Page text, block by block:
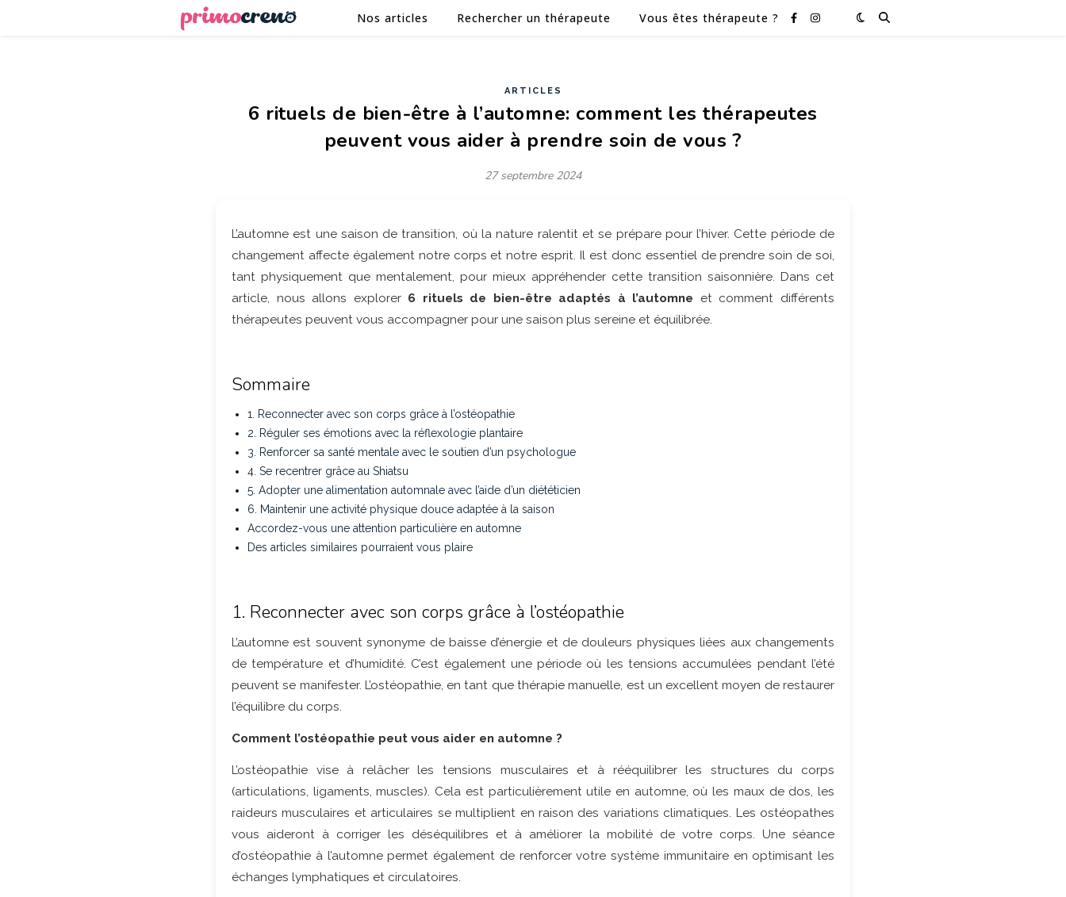
Nos articles Rechercher un thérapeute Vous êtes thérapeute ?
ARTICLES
6 rituels de bien-être à l’automne: comment les thérapeutes
peuvent vous aider à prendre soin de vous ?
27 septembre 2024
L’automne est une saison de transition, où la nature ralentit et se prépare pour l’hiver. Cette période de
changement affecte également notre corps et notre esprit. Il est donc essentiel de prendre soin de soi,
tant physiquement que mentalement, pour mieux appréhender cette transition saisonnière. Dans cet
article, nous allons explorer 6 rituels de bien-être adaptés à l’automne et comment différents
thérapeutes peuvent vous accompagner pour une saison plus sereine et équilibrée.
Sommaire
1. Reconnecter avec son corps grâce à l’ostéopathie
2. Réguler ses émotions avec la réflexologie plantaire
3. Renforcer sa santé mentale avec le soutien d’un psychologue
4. Se recentrer grâce au Shiatsu
5. Adopter une alimentation automnale avec l’aide d’un diététicien
6. Maintenir une activité physique douce adaptée à la saison
Accordez-vous une attention particulière en automne
Des articles similaires pourraient vous plaire
1. Reconnecter avec son corps grâce à l’ostéopathie
L’automne est souvent synonyme de baisse d’énergie et de douleurs physiques liées aux changements
de température et d’humidité. C’est également une période où les tensions accumulées pendant l’été
peuvent se manifester. L’ostéopathie, en tant que thérapie manuelle, est un excellent moyen de restaurer
l’équilibre du corps.
Comment l’ostéopathie peut vous aider en automne ?
L’ostéopathie vise à relâcher les tensions musculaires et à rééquilibrer les structures du corps
(articulations, ligaments, muscles). Cela est particulièrement utile en automne, où les maux de dos, les
raideurs musculaires et articulaires se multiplient en raison des variations climatiques. Les ostéopathes
vous aideront à corriger les déséquilibres et à améliorer la mobilité de votre corps. Une séance
d’ostéopathie à l’automne permet également de renforcer votre système immunitaire en optimisant les
échanges lymphatiques et circulatoires.